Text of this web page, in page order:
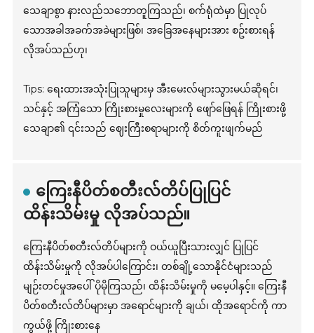
သေချာစွာ နားလည်သဘောတူကြသည်၊ စက်ရုံထဲမှာ ပြုလုပ်
သောအခါအခက်အခဲများဖြစ်၊ အခြေအနေများအား စဥ်းစားရန်
လိုအပ်သည်ဟု၊
Tips: ရေးထားအသုံးပြုသူများမှ အီးမေးလ်များသွားမယ်ဆိုရင်၊
သင်နှင့် အကြံသော ကြိုးစားမှုလေးများကို ဖျော်ဖြေရန် ကြိုးစားဖို့
သေချာ၏ ၎င်းသည် ဈေးကြီးစရာများကို စိတ်ကူးဖျက်မည်
ကြေးနီပိတ်စတီးလ်တိပ်ပြုပြင်
ထိန်းသိမ်းမှု လိုအပ်သည်။
ကြေးနီပိတ်စတီးလ်တိပ်များကို ဝယ်ယူပြီးသားလျှင် ပြုပြင်
ထိန်းသိမ်းမှုကို လိုအပ်ပါကြောင်း၊ တစ်ချို့သောနိုင်ငံများသည်
မျဉ်းတင်မှုအပေါ် ပိုမိုကြသည်၊ ထိန်းသိမ်းမှုကို မမေ့ပါနှင့်။ ကြေးနီ
ပိတ်စတီးလ်တိပ်များမှာ အရောင်များကို ချယ်၊ ထိုအရောင်ကို ကာ
ကွယ်ဖို့ ကြိုးစားနေ